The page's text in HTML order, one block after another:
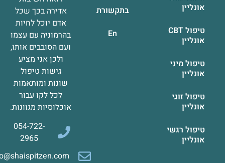
אונליין
טיפול CBT
אונליין
טיפול מיני
אונליין
טיפול זוגי
אונליין
טיפול רגשי
אונליין
בתקשורת
אדירה בכך שכל
אדם יוכל לחיות
בהרמוניה עם עצמו
ועם הסובבים אותו,
ולכן אני מציע
גישות טיפול
שונות ומותאמות
לכל לקו עבור
אוכלוסיות מגוונות.
054-722-
2965
info@shaispitzen.com